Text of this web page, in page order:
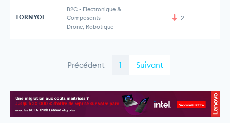
TORNYOL
B2C - Electronique &
Composants
Drone, Robotique
2
Précédent 1 Suivant